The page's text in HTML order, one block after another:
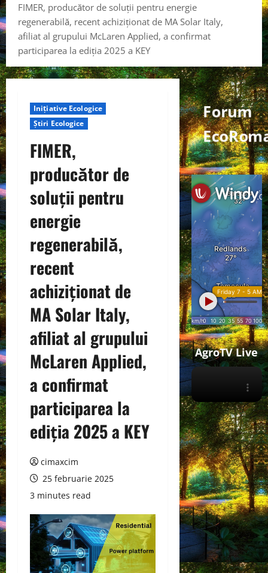
FIMER, producător de soluții pentru energie
regenerabilă, recent achiziționat de MA Solar Italy,
afiliat al grupului McLaren Applied, a confirmat
participarea la ediția 2025 a KEY
Inițiative Ecologice
Știri Ecologice
FIMER,
producător de
soluții pentru
energie
regenerabilă,
recent
achiziționat de
MA Solar Italy,
afiliat al grupului
McLaren Applied,
a confirmat
participarea la
ediția 2025 a KEY
cimaxcim
25 februarie 2025
3 minutes read
Forum
AgroTV Live